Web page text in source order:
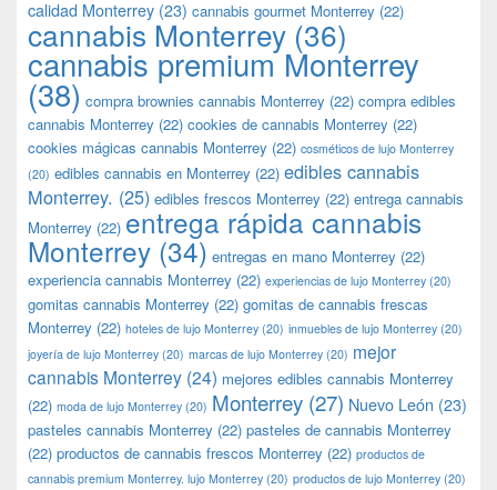
calidad Monterrey (23) cannabis gourmet Monterrey (22)
cannabis Monterrey (36)
cannabis premium Monterrey
(38) compra brownies cannabis Monterrey (22) compra edibles
cannabis Monterrey (22) cookies de cannabis Monterrey (22)
cookies mágicas cannabis Monterrey (22) cosméticos de lujo Monterrey
(20) edibles cannabis en Monterrey (22) edibles cannabis
Monterrey. (25) edibles frescos Monterrey (22) entrega cannabis
Monterrey (22) entrega rápida cannabis
Monterrey (34) entregas en mano Monterrey (22)
experiencia cannabis Monterrey (22) experiencias de lujo Monterrey (20)
gomitas cannabis Monterrey (22) gomitas de cannabis frescas
Monterrey (22) hoteles de lujo Monterrey (20) inmuebles de lujo Monterrey (20)
joyería de lujo Monterrey (20) marcas de lujo Monterrey (20) mejor
cannabis Monterrey (24) mejores edibles cannabis Monterrey
(22) moda de lujo Monterrey (20) Monterrey (27) Nuevo León (23)
pasteles cannabis Monterrey (22) pasteles de cannabis Monterrey
(22) productos de cannabis frescos Monterrey (22) productos de
cannabis premium Monterrey. lujo Monterrey (20) productos de lujo Monterrey (20)